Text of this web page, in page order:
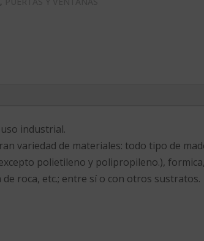
industrial.
variedad de materiales: todo tipo de
polietileno y polipropileno.),
roca, etc.; entre sí o con otros sustratos.